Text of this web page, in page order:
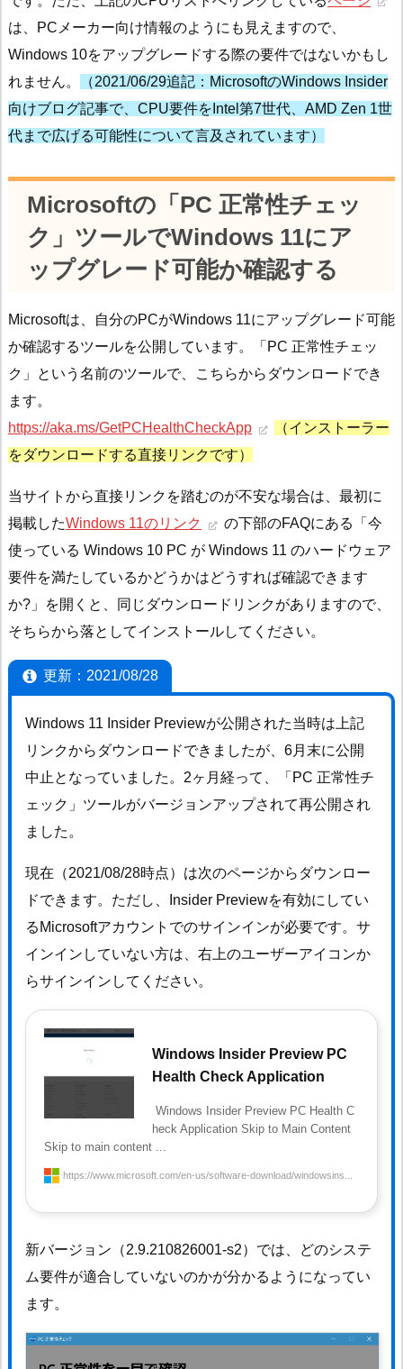
は、PCメーカー向け情報のようにも見えますので、
Windows 10をアップグレードする際の要件ではないかもし
れません。
（2021/06/29追記：MicrosoftのWindows Insider
向けブログ記事で、CPU要件をIntel第7世代、AMD Zen 1世
代まで広げる可能性について言及されています）
Microsoftの「PC 正常性チェッ
ク」ツールでWindows 11にア
ップグレード可能か確認する
Microsoftは、自分のPCがWindows 11にアップグレード可能
か確認するツールを公開しています。「PC 正常性チェッ
ク」という名前のツールで、こちらからダウンロードでき
ます。
https://aka.ms/GetPCHealthCheckApp
（インストーラー
をダウンロードする直接リンクです）
当サイトから直接リンクを踏むのが不安な場合は、最初に
掲載したWindows 11のリンク
の下部のFAQにある「今
使っている Windows 10 PC が Windows 11 のハードウェア
要件を満たしているかどうかはどうすれば確認できます
か?」を開くと、同じダウンロードリンクがありますので、
そちらから落としてインストールしてください。
更新：2021/08/28
Windows 11 Insider Previewが公開された当時は上記
リンクからダウンロードできましたが、6月末に公開
中止となっていました。2ヶ月経って、「PC 正常性チ
ェック」ツールがバージョンアップされて再公開され
ました。
現在（2021/08/28時点）は次のページからダウンロー
ドできます。ただし、Insider Previewを有効にしてい
るMicrosoftアカウントでのサインインが必要です。サ
インインしていない方は、右上のユーザーアイコンか
らサインインしてください。
Windows Insider Preview PC
Health Check Application
Windows Insider Preview PC Health C
heck Application Skip to Main Content
Skip to main content ...
https://www.microsoft.com/en-us/software-download/windowsins...
新バージョン（2.9.210826001-s2）では、どのシステ
ム要件が適合していないのかが分かるようになってい
ます。